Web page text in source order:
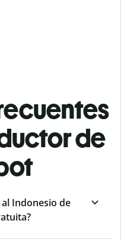
de
Indonesio de